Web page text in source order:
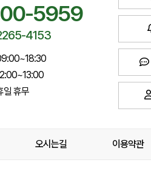
5959
4153
일 휴무
오시는길 이용약관